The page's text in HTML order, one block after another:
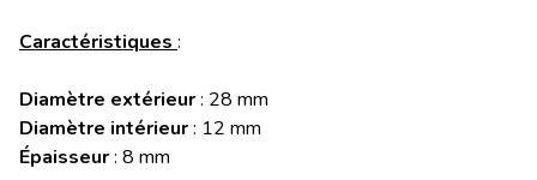
Caractéristiques :
Diamètre extérieur: 28 mm
Diamètre intérieur: 12 mm
Épaisseur: 8 mm